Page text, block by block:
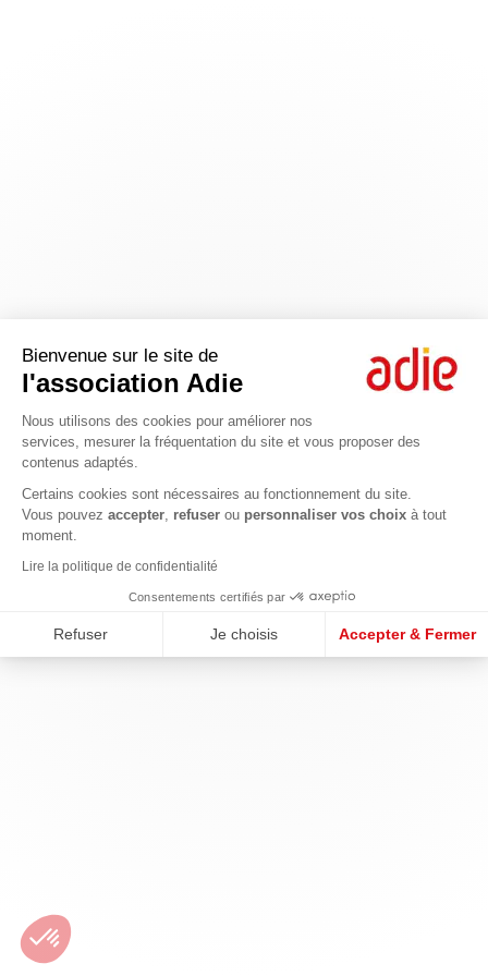
Bienvenue sur le site de
l'association Adie
Nous utilisons des cookies pour améliorer nos
services, mesurer la fréquentation du site et vous proposer des
contenus adaptés.
Certains cookies sont nécessaires au fonctionnement du site.
Vous pouvez accepter refuser ou personnaliser vos choix à tout
moment.
Lire la politique de confidentialité
Consentements certifiés par
Refuser Je choisis Accepter & Fermer
Axeptio consent